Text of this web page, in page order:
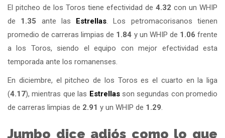
El pitcheo de los Toros tiene efectividad de 4.32 con un WHIP
de 1.35 ante las Estrellas. Los petromacorisanos tienen
promedio de carreras limpias de 1.84 y un WHIP de 1.06 frente
a los Toros, siendo el equipo con mejor efectividad esta
temporada ante los romanenses.
En diciembre, el pitcheo de los Toros es el cuarto en la liga
(4.17), mientras que las Estrellasson segundas con promedio
de carreras limpias de 2.91 y un WHIP de 1.29.
Jumbo dice adiós como lo que